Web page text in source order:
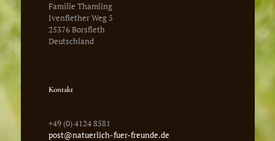
Familie Thamling
Ivenflether Weg 5
25376 Borsfleth
Deutschland
Kontakt
+49 (0) 4124 8581
post@natuerlich-fuer-freunde.de